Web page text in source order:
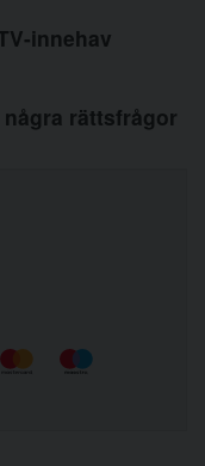
innehav
rättsfrågor